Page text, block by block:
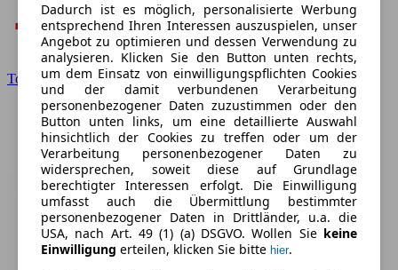
Toyota
Dadurch ist es möglich, personalisierte Werbung
entsprechend Ihren Interessen auszuspielen, unser
Angebot zu optimieren und dessen Verwendung zu
analysieren. Klicken Sie den Button unten rechts,
um dem Einsatz von einwilligungspflichten Cookies
und der damit verbundenen Verarbeitung
personenbezogener Daten zuzustimmen oder den
Button unten links, um eine detaillierte Auswahl
hinsichtlich der Cookies zu treffen oder um der
Verarbeitung personenbezogener Daten zu
widersprechen, soweit diese auf Grundlage
berechtigter Interessen erfolgt. Die Einwilligung
umfasst auch die Übermittlung bestimmter
personenbezogener Daten in Drittländer, u.a. die
USA, nach Art. 49 (1) (a) DSGVO. Wollen Sie keine
Einwilligung erteilen, klicken Sie bitte hier.